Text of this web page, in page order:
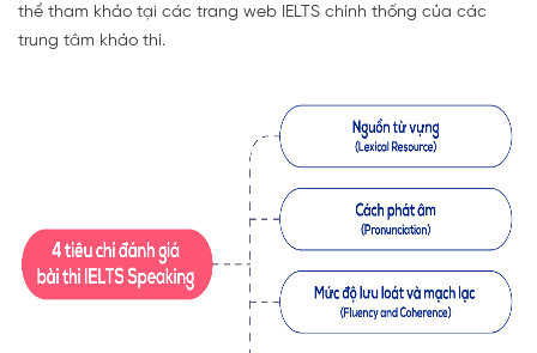
thể tham khảo tại các trang web IELTS chính thống của các
trung tâm khảo thí.